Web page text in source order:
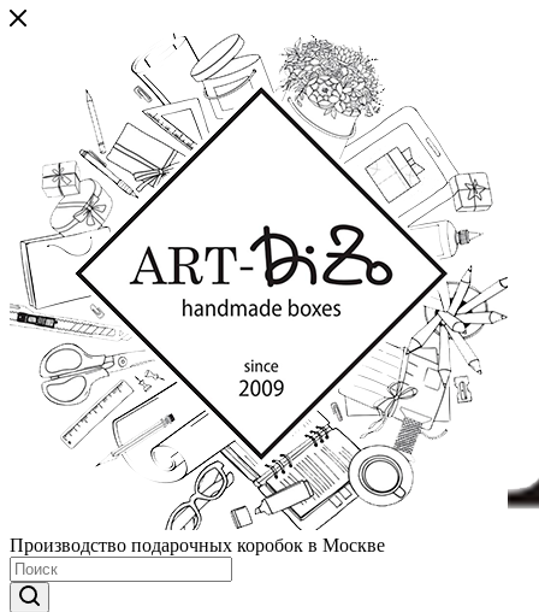
Производство подарочных коробок в Москве